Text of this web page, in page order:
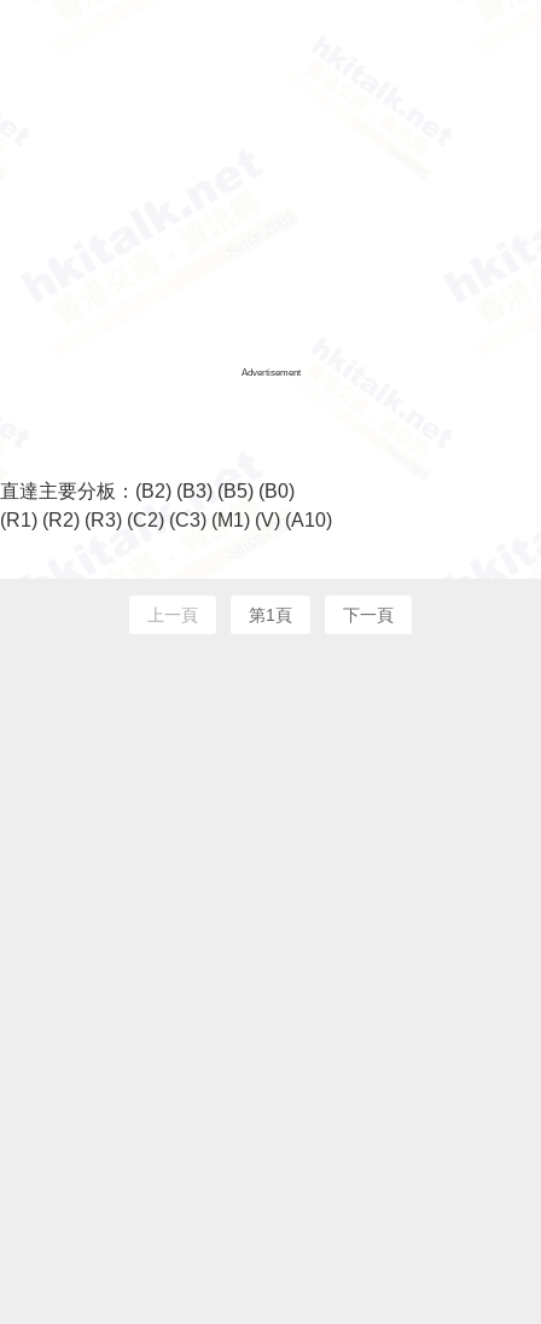
Advertisement
直達主要分板： (B2) (B3) (B5) (B0)
(R1) (R2) (R3) (C2) (C3) (M1) (V) (A10)
上一頁 第1頁 下一頁